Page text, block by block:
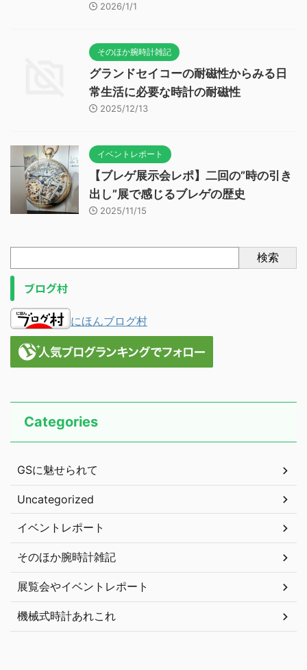
2026/1/1
そのほか腕時計雑記
グランドセイコーの耐磁性からみる日
常生活に必要な時計の耐磁性
2025/12/13
イベントレポート
【ブレゲ展示会レポ】二回の”時の引き
出し”展で感じるブレゲの歴史
2025/11/15
検索
ブログ村
にほんブログ村
Categories
GSに魅せられて
Uncategorized
イベントレポート
そのほか腕時計雑記
展覧会やイベントレポート
機械式時計あれこれ